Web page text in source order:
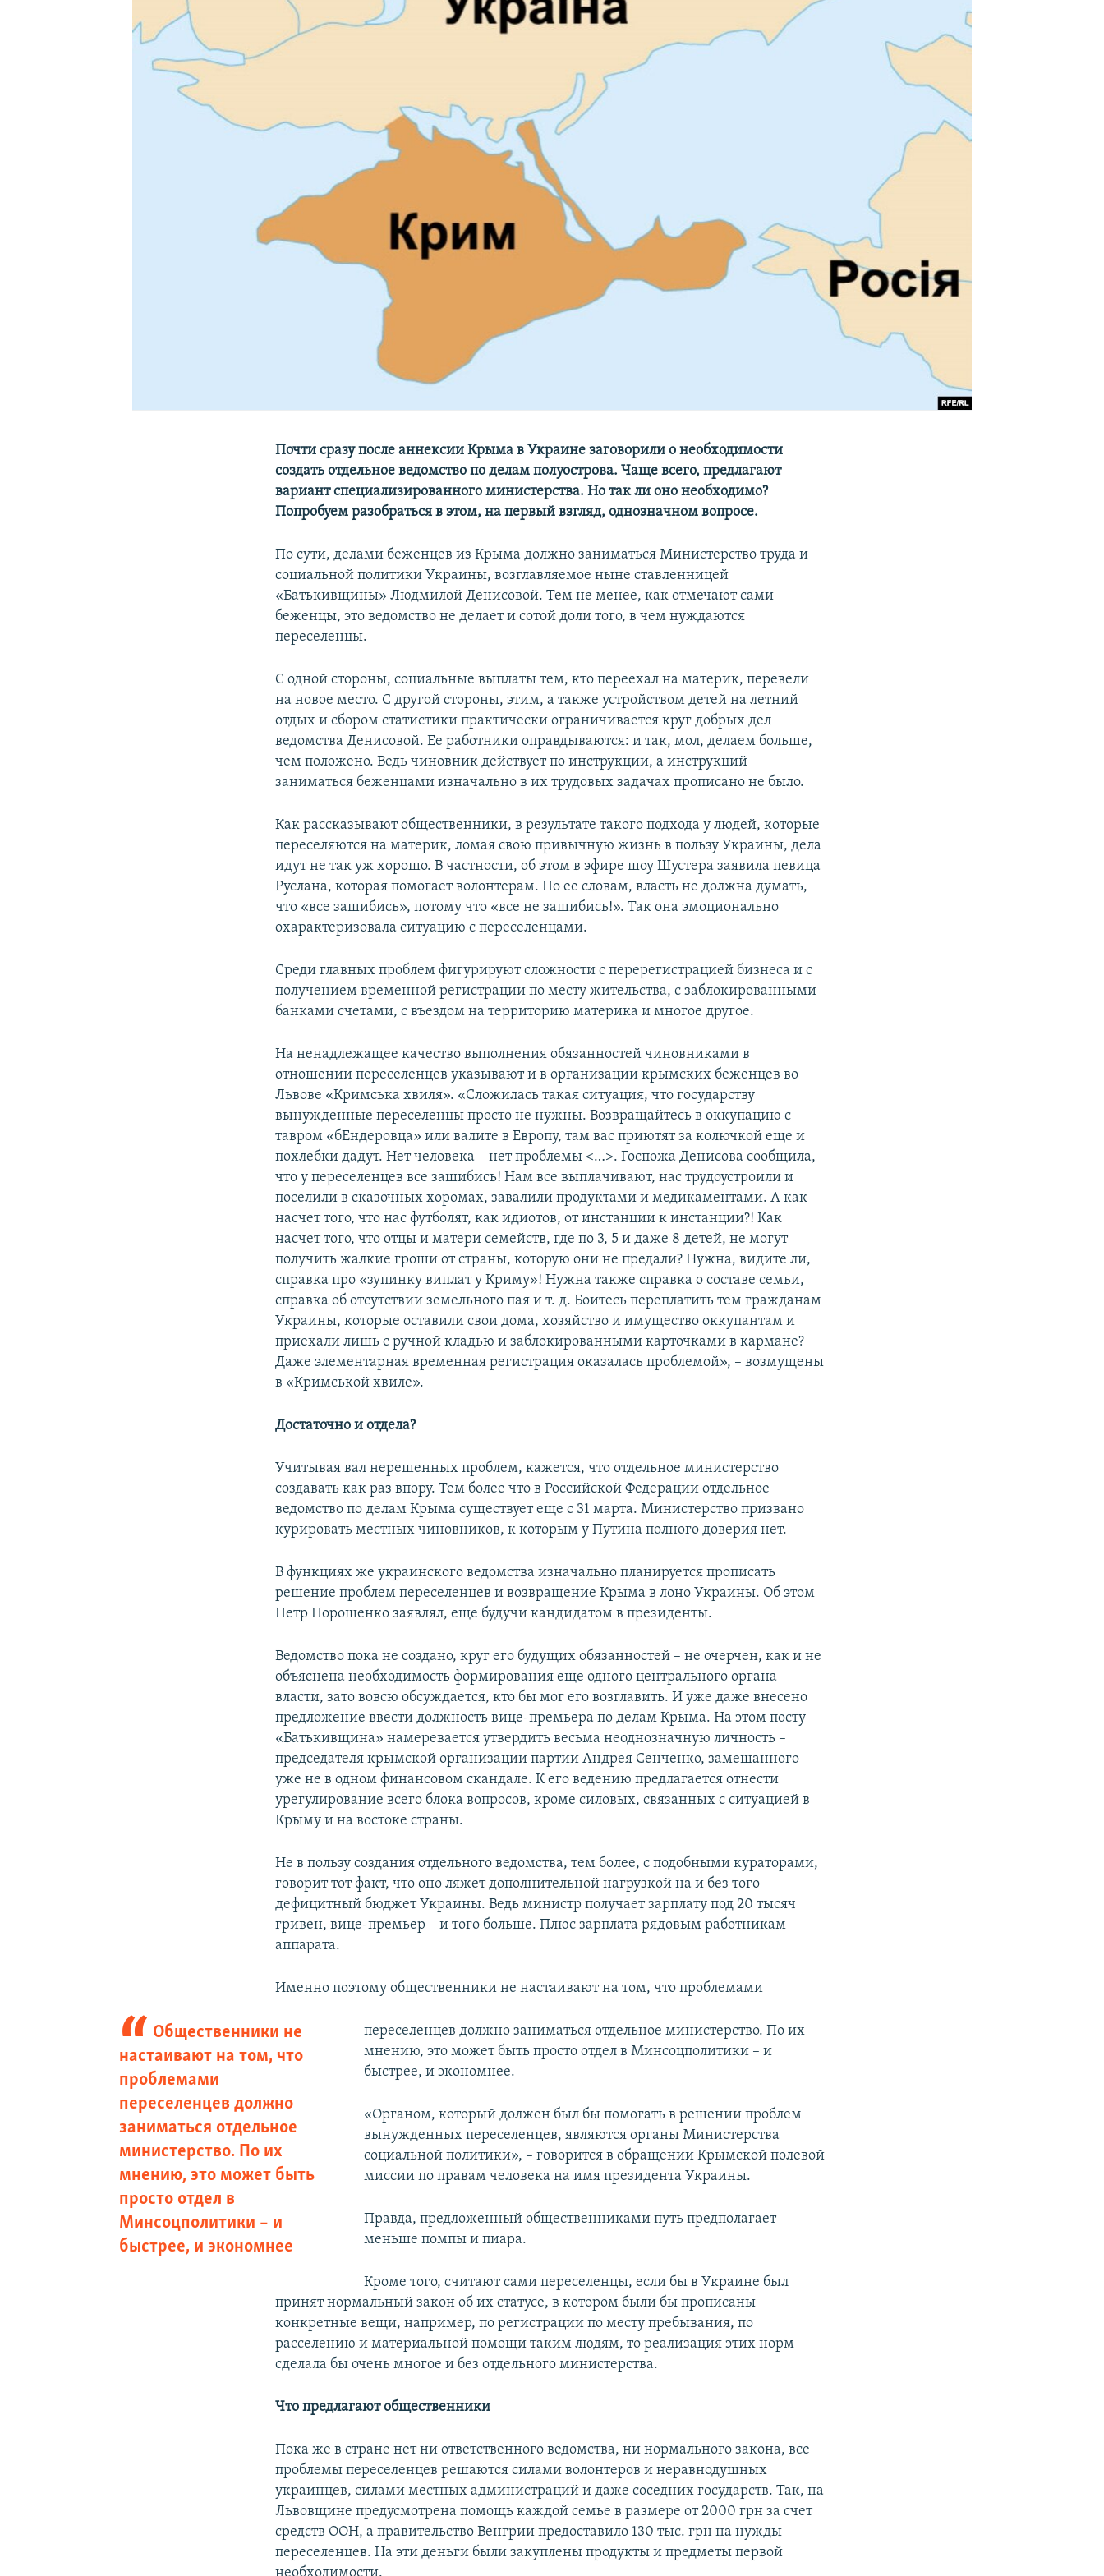
КРЫМ.НЕПОКОРЕННЫЙ
УКРАИНСКАЯ ПРОБЛЕМА КРЫМА
Почти сразу после аннексии Крыма в Украине заговорили о необходимости
создать отдельное ведомство по делам полуострова. Чаще всего, предлагают
вариант специализированного министерства. Но так ли оно необходимо?
Попробуем разобраться в этом, на первый взгляд, однозначном вопросе.
По сути, делами беженцев из Крыма должно заниматься Министерство труда и
социальной политики Украины, возглавляемое ныне ставленницей
«Батькивщины» Людмилой Денисовой. Тем не менее, как отмечают сами
беженцы, это ведомство не делает и сотой доли того, в чем нуждаются
переселенцы.
С одной стороны, социальные выплаты тем, кто переехал на материк, перевели
на новое место. С другой стороны, этим, а также устройством детей на летний
отдых и сбором статистики практически ограничивается круг добрых дел
ведомства Денисовой. Ее работники оправдываются: и так, мол, делаем больше,
чем положено. Ведь чиновник действует по инструкции, а инструкций
заниматься беженцами изначально в их трудовых задачах прописано не было.
Как рассказывают общественники, в результате такого подхода у людей, которые
переселяются на материк, ломая свою привычную жизнь в пользу Украины, дела
идут не так уж хорошо. В частности, об этом в эфире шоу Шустера заявила певица
Руслана, которая помогает волонтерам. По ее словам, власть не должна думать,
что «все зашибись», потому что «все не зашибись!». Так она эмоционально
охарактеризовала ситуацию с переселенцами.
Среди главных проблем фигурируют сложности с перерегистрацией бизнеса и с
получением временной регистрации по месту жительства, с заблокированными
банками счетами, с въездом на территорию материка и многое другое.
На ненадлежащее качество выполнения обязанностей чиновниками в
отношении переселенцев указывают и в организации крымских беженцев во
Львове «Кримська хвиля». «Сложилась такая ситуация, что государству
вынужденные переселенцы просто не нужны. Возвращайтесь в оккупацию с
тавром «бЕндеровца» или валите в Европу, там вас приютят за колючкой еще и
похлебки дадут. Нет человека – нет проблемы <…>. Госпожа Денисова сообщила,
что у переселенцев все зашибись! Нам все выплачивают, нас трудоустроили и
поселили в сказочных хоромах, завалили продуктами и медикаментами. А как
насчет того, что нас футболят, как идиотов, от инстанции к инстанции?! Как
насчет того, что отцы и матери семейств, где по 3, 5 и даже 8 детей, не могут
получить жалкие гроши от страны, которую они не предали? Нужна, видите ли,
справка про «зупинку виплат у Криму»! Нужна также справка о составе семьи,
справка об отсутствии земельного пая и т. д. Боитесь переплатить тем гражданам
Украины, которые оставили свои дома, хозяйство и имущество оккупантам и
приехали лишь с ручной кладью и заблокированными карточками в кармане?
Даже элементарная временная регистрация оказалась проблемой», – возмущены
в «Кримськой хвиле».
Достаточно и отдела?
Учитывая вал нерешенных проблем, кажется, что отдельное министерство
создавать как раз впору. Тем более что в Российской Федерации отдельное
ведомство по делам Крыма существует еще с 31 марта. Министерство призвано
курировать местных чиновников, к которым у Путина полного доверия нет.
В функциях же украинского ведомства изначально планируется прописать
решение проблем переселенцев и возвращение Крыма в лоно Украины. Об этом
Петр Порошенко заявлял, еще будучи кандидатом в президенты.
Ведомство пока не создано, круг его будущих обязанностей – не очерчен, как и не
объяснена необходимость формирования еще одного центрального органа
власти, зато вовсю обсуждается, кто бы мог его возглавить. И уже даже внесено
предложение ввести должность вице-премьера по делам Крыма. На этом посту
«Батькивщина» намеревается утвердить весьма неоднозначную личность –
председателя крымской организации партии Андрея Сенченко, замешанного
уже не в одном финансовом скандале. К его ведению предлагается отнести
урегулирование всего блока вопросов, кроме силовых, связанных с ситуацией в
Крыму и на востоке страны.
Не в пользу создания отдельного ведомства, тем более, с подобными кураторами,
говорит тот факт, что оно ляжет дополнительной нагрузкой на и без того
дефицитный бюджет Украины. Ведь министр получает зарплату под 20 тысяч
гривен, вице-премьер – и того больше. Плюс зарплата рядовым работникам
аппарата.
Именно поэтому общественники не настаивают на том, что проблемами
Общественники не
настаивают на том, что
проблемами
переселенцев должно
заниматься отдельное
министерство. По их
мнению, это может быть
просто отдел в
Минсоцполитики – и
быстрее, и экономнее
переселенцев должно заниматься отдельное министерство. По их
мнению, это может быть просто отдел в Минсоцполитики – и
быстрее, и экономнее.
«Органом, который должен был бы помогать в решении проблем
вынужденных переселенцев, являются органы Министерства
социальной политики», – говорится в обращении Крымской полевой
миссии по правам человека на имя президента Украины.
Правда, предложенный общественниками путь предполагает
меньше помпы и пиара.
Кроме того, считают сами переселенцы, если бы в Украине был
принят нормальный закон об их статусе, в котором были бы прописаны
конкретные вещи, например, по регистрации по месту пребывания, по
расселению и материальной помощи таким людям, то реализация этих норм
сделала бы очень многое и без отдельного министерства.
Что предлагают общественники
Пока же в стране нет ни ответственного ведомства, ни нормального закона, все
проблемы переселенцев решаются силами волонтеров и неравнодушных
украинцев, силами местных администраций и даже соседних государств. Так, на
Львовщине предусмотрена помощь каждой семье в размере от 2000 грн за счет
средств ООН, а правительство Венгрии предоставило 130 тыс. грн на нужды
переселенцев. На эти деньги были закуплены продукты и предметы первой